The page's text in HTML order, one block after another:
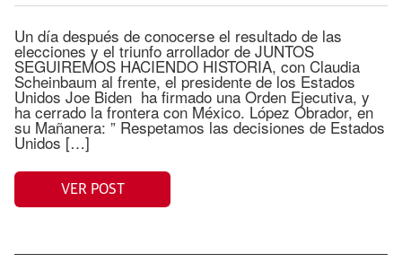
Un día después de conocerse el resultado de las
elecciones y el triunfo arrollador de JUNTOS
SEGUIREMOS HACIENDO HISTORIA, con Claudia
Scheinbaum al frente, el presidente de los Estados
Unidos Joe Biden ha firmado una Orden Ejecutiva, y
ha cerrado la frontera con México. López Obrador, en
su Mañanera: ” Respetamos las decisiones de Estados
Unidos […]
VER POST